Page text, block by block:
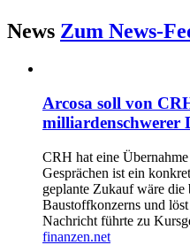
News Zum News-
Arcosa soll von
milliardenschwerer
CRH hat eine
Gesprächen ist ein
geplante Zukauf wäre
Baustoffkonzerns und
Nachricht führte zu
finanzen.net